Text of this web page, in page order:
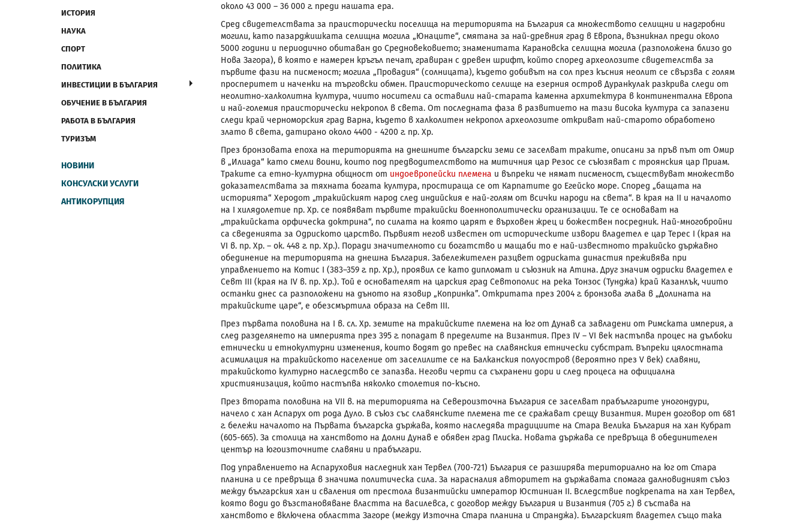
ИСТОРИЯ
НАУКА
СПОРТ
ПОЛИТИКА
ИНВЕСТИЦИИ В БЪЛГАРИЯ
ОБУЧЕНИЕ В БЪЛГАРИЯ
РАБОТА В БЪЛГАРИЯ
ТУРИЗЪМ
НОВИНИ
КОНСУЛСКИ УСЛУГИ
АНТИКОРУПЦИЯ
около 43 000 – 36 000 г. преди нашата ера.
Сред свидетелствата за праисторически поселища на територията на България са множеството селищни и надгробни
могили, като пазарджишката селищна могила „Юнаците“, смятана за най-древния град в Европа, възникнал преди около
5000 години и периодично обитаван до Средновековието; знаменитата Карановска селищна могила (разположена близо до
Нова Загора), в която е намерен кръгъл печат, гравиран с древен шрифт, който според археолозите свидетелства за
първите фази на писменост; могила „Провадия“ (солницата), където добивът на сол през късния неолит се свързва с голям
просперитет и наченки на търговски обмен. Праисторическото селище на езерния остров Дуранкулак разкрива следи от
неолитно-халколитна култура, чиито носители са оставили най-старата каменна архитектура в континентална Европа
и най-големия праисторически некропол в света. От последната фаза в развитието на тази висока култура са запазени
следи край черноморския град Варна, където в халколитен некропол археолозите откриват най-старото обработено
злато в света, датирано около 4400 - 4200 г. пр. Хр.
През бронзовата епоха на територията на днешните български земи се заселват траките, описани за пръв път от Омир
в „Илиада“ като смели воини, които под предводителството на митичния цар Резос се съюзяват с троянския цар Приам.
Траките са етно-културна общност от индоевропейски племена и въпреки че нямат писменост, съществуват множество
доказателствата за тяхната богата култура, простираща се от Карпатите до Егейско море. Според „бащата на
историята“ Херодот „тракийският народ след индийския е най-голям от всички народи на света“. В края на II и началото
на I хилядолетие пр. Хр. се появяват първите тракийски военнополитически организации. Те се основават на
„тракийската орфическа доктрина“, по силата на която царят е върховен жрец и божествен посредник. Най-многобройни
са сведенията за Одриското царство. Първият негов известен от историческите извори владетел е цар Терес I (края на
VI в. пр. Хр. – ок. 448 г. пр. Хр.). Поради значителното си богатство и мащаби то е най-известното тракийско държавно
обединение на територията на днешна България. Забележителен разцвет одриската династия преживява при
управлението на Котис I (383–359 г. пр. Хр.), проявил се като дипломат и съюзник на Атина. Друг значим одриски владетел е
Севт III (крaя на IVв. пр. Хр.). Той е основателят на царския град Севтополис на река Тонзос (Тунджа) край Казанлък, чиито
останки днес са разположени на дъното на язовир „Копринка”. Откритата през 2004 г. бронзова глава в „Долината на
тракийските царе“, е обезсмъртила образа на Севт III.
През първата половина на I в. сл. Хр. земите на тракийските племена на юг от Дунав са завладени от Римската империя, а
след разделянето на империята през 395 г. попадат в пределите на Византия. През IV– VI век настъпва процес на дълбоки
етнически и етнокултурни изменения, които водят до превес на славянския етнически субстрат. Въпреки цялостната
асимилация на тракийското население от заселилите се на Балканския полуостров (вероятно през V век) славяни,
тракийското културно наследство се запазва. Негови черти са съхранени дори и след процеса на официална
християнизация, който настъпва няколко столетия по-късно.
През втората половина на VII в. на територията на Североизточна България се заселват прабългарите уногондури,
начело с хан Аспарух от рода Дуло. В съюз със славянските племена те се сражават срещу Византия. Мирен договор от 681
г. бележи началото на Първата българска държава, която наследява традициите на Стара Велика България на хан Кубрат
(605-665). За столица на ханството на Долни Дунав е обявен град Плиска. Новата държава се превръща в обединителен
център на югоизточните славяни и прабългари.
Под управлението на Аспаруховия наследник хан Тервел (700-721) България се разширява териториално на юг от Стара
планина и се превръща в значима политическа сила. За нарасналия авторитет на държавата спомага далновидният съюз
между българския хан и сваления от престола византийски император Юстиниан II. Вследствие подкрепата на хан Тервел,
която води до възстановяване властта на василевса, с договор между България и Византия (705 г.) в състава на
ханството е включена областта Загоре (между Източна Стара планина и Странджа). Българският владетел също така